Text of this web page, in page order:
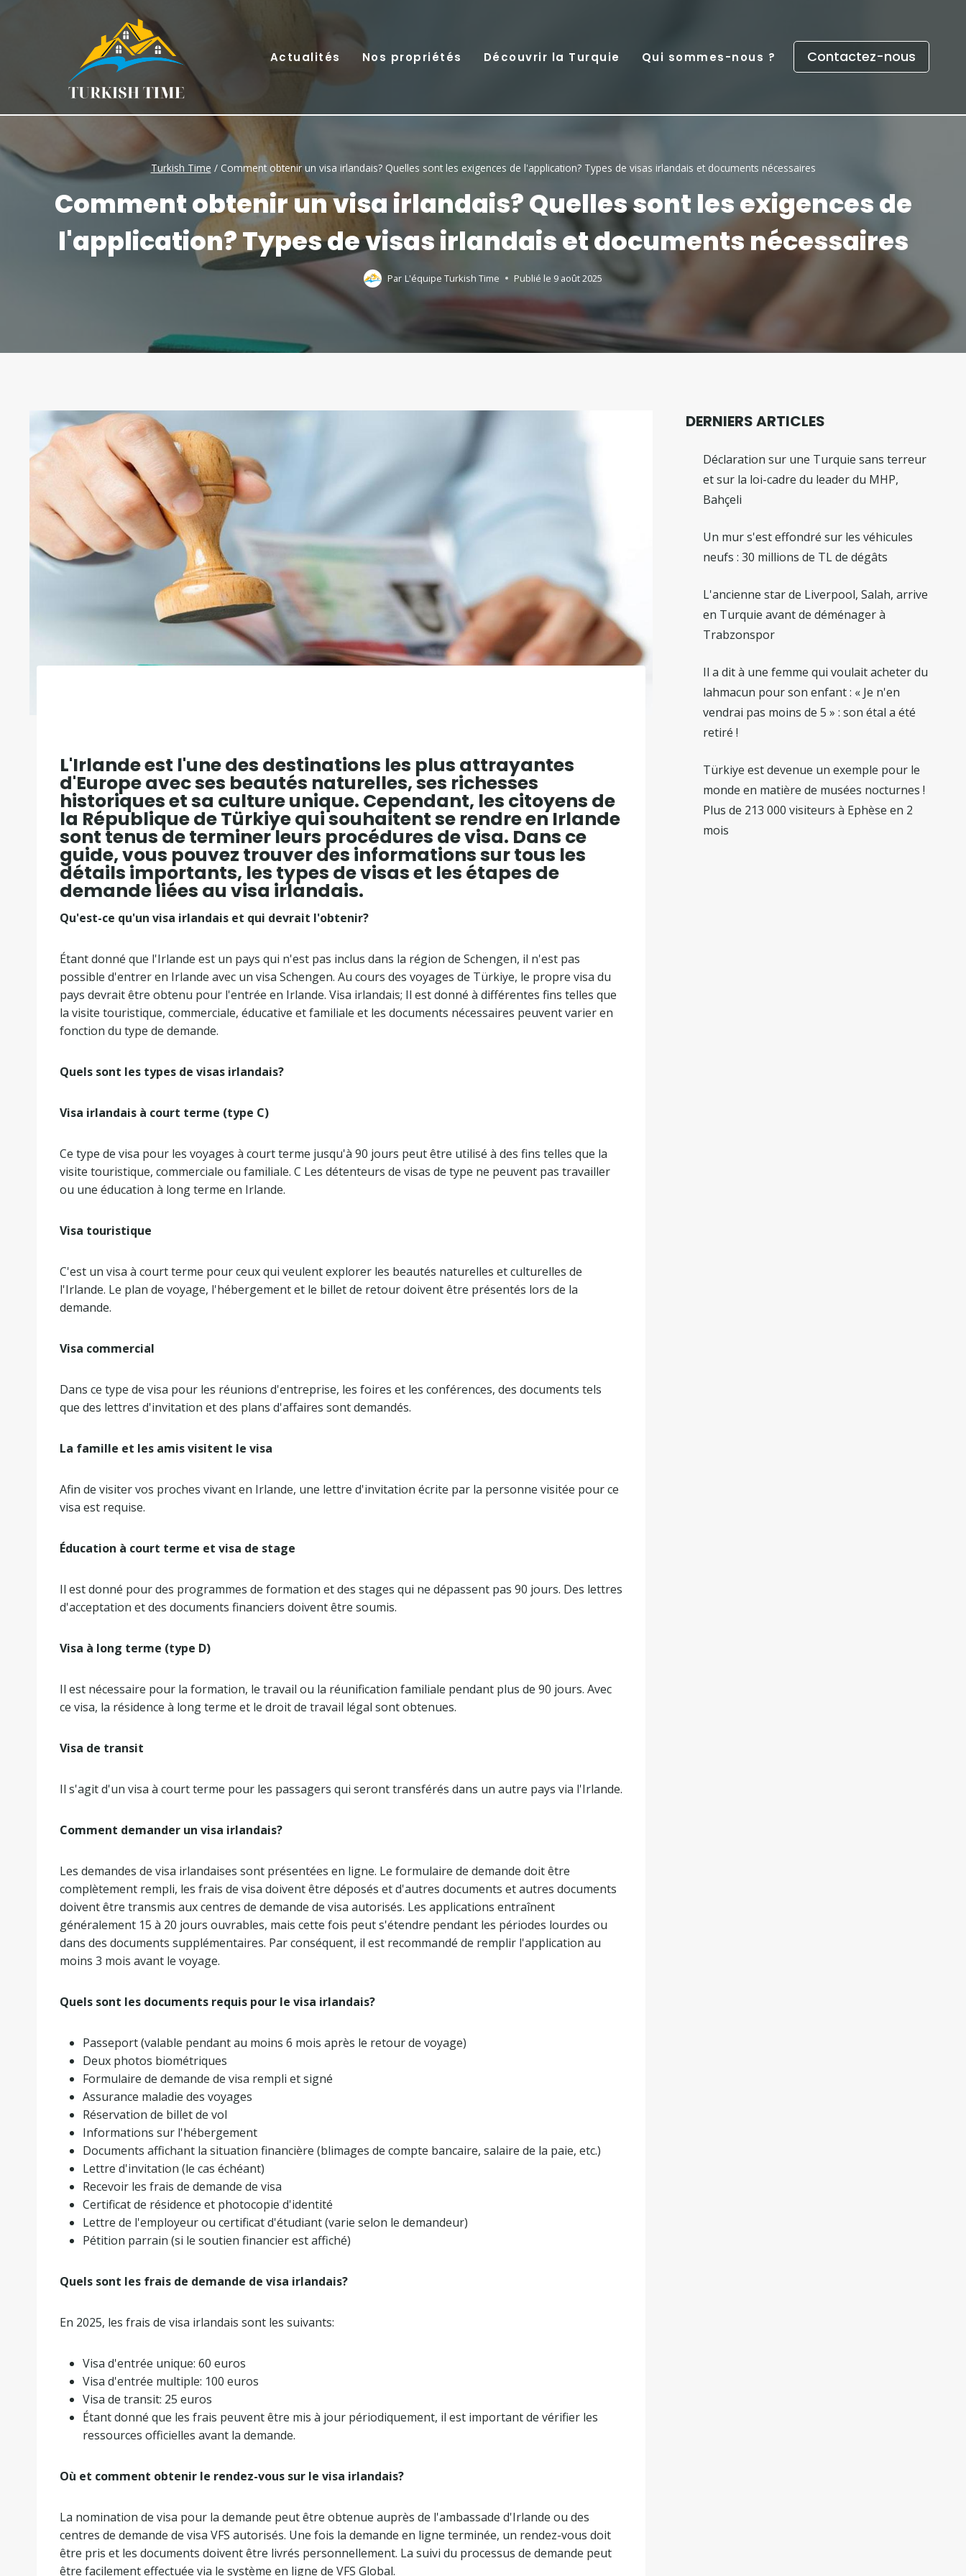
Actualités Nos propriétés Découvrir la Turquie Qui sommes-nous ? Contactez-nous
Turkish Time / Comment obtenir un visa irlandais? Quelles sont les exigences de l'application? Types de visas irlandais et documents nécessaires
Comment obtenir un visa irlandais? Quelles sont les exigences de
l'application? Types de visas irlandais et documents nécessaires
Par L'équipe Turkish Time Publié le 9 août 2025
L'Irlande est l'une des destinations les plus attrayantes
d'Europe avec ses beautés naturelles, ses richesses
historiques et sa culture unique. Cependant, les citoyens de
la République de Türkiye qui souhaitent se rendre en Irlande
sont tenus de terminer leurs procédures de visa. Dans ce
guide, vous pouvez trouver des informations sur tous les
détails importants, les types de visas et les étapes de
demande liées au visa irlandais.
Qu'est-ce qu'un visa irlandais et qui devrait l'obtenir?
Étant donné que l'Irlande est un pays qui n'est pas inclus dans la région de Schengen, il n'est pas
possible d'entrer en Irlande avec un visa Schengen. Au cours des voyages de Türkiye, le propre visa du
pays devrait être obtenu pour l'entrée en Irlande. Visa irlandais; Il est donné à différentes fins telles que
la visite touristique, commerciale, éducative et familiale et les documents nécessaires peuvent varier en
fonction du type de demande.
Quels sont les types de visas irlandais?
Visa irlandais à court terme (type C)
Ce type de visa pour les voyages à court terme jusqu'à 90 jours peut être utilisé à des fins telles que la
visite touristique, commerciale ou familiale. C Les détenteurs de visas de type ne peuvent pas travailler
ou une éducation à long terme en Irlande.
Visa touristique
C'est un visa à court terme pour ceux qui veulent explorer les beautés naturelles et culturelles de
l'Irlande. Le plan de voyage, l'hébergement et le billet de retour doivent être présentés lors de la
demande.
Visa commercial
Dans ce type de visa pour les réunions d'entreprise, les foires et les conférences, des documents tels
que des lettres d'invitation et des plans d'affaires sont demandés.
La famille et les amis visitent le visa
Afin de visiter vos proches vivant en Irlande, une lettre d'invitation écrite par la personne visitée pour ce
visa est requise.
Éducation à court terme et visa de stage
Il est donné pour des programmes de formation et des stages qui ne dépassent pas 90 jours. Des lettres
d'acceptation et des documents financiers doivent être soumis.
Visa à long terme (type D)
Il est nécessaire pour la formation, le travail ou la réunification familiale pendant plus de 90 jours. Avec
ce visa, la résidence à long terme et le droit de travail légal sont obtenues.
Visa de transit
Il s'agit d'un visa à court terme pour les passagers qui seront transférés dans un autre pays via l'Irlande.
Comment demander un visa irlandais?
Les demandes de visa irlandaises sont présentées en ligne. Le formulaire de demande doit être
complètement rempli, les frais de visa doivent être déposés et d'autres documents et autres documents
doivent être transmis aux centres de demande de visa autorisés. Les applications entraînent
généralement 15 à 20 jours ouvrables, mais cette fois peut s'étendre pendant les périodes lourdes ou
dans des documents supplémentaires. Par conséquent, il est recommandé de remplir l'application au
moins 3 mois avant le voyage.
Quels sont les documents requis pour le visa irlandais?
Passeport (valable pendant au moins 6 mois après le retour de voyage)
Deux photos biométriques
Formulaire de demande de visa rempli et signé
Assurance maladie des voyages
Réservation de billet de vol
Informations sur l'hébergement
Documents affichant la situation financière (blimages de compte bancaire, salaire de la paie, etc.)
Lettre d'invitation (le cas échéant)
Recevoir les frais de demande de visa
Certificat de résidence et photocopie d'identité
Lettre de l'employeur ou certificat d'étudiant (varie selon le demandeur)
Pétition parrain (si le soutien financier est affiché)
Quels sont les frais de demande de visa irlandais?
En 2025, les frais de visa irlandais sont les suivants:
Visa d'entrée unique: 60 euros
Visa d'entrée multiple: 100 euros
Visa de transit: 25 euros
Étant donné que les frais peuvent être mis à jour périodiquement, il est important de vérifier les
ressources officielles avant la demande.
Où et comment obtenir le rendez-vous sur le visa irlandais?
La nomination de visa pour la demande peut être obtenue auprès de l'ambassade d'Irlande ou des
centres de demande de visa VFS autorisés. Une fois la demande en ligne terminée, un rendez-vous doit
être pris et les documents doivent être livrés personnellement. La suivi du processus de demande peut
être facilement effectuée via le système en ligne de VFS Global.
DERNIERS ARTICLES
Déclaration sur une Turquie sans terreur
et sur la loi-cadre du leader du MHP,
Bahçeli
Un mur s'est effondré sur les véhicules
neufs : 30 millions de TL de dégâts
L'ancienne star de Liverpool, Salah, arrive
en Turquie avant de déménager à
Trabzonspor
Il a dit à une femme qui voulait acheter du
lahmacun pour son enfant : « Je n'en
vendrai pas moins de 5 » : son étal a été
retiré !
Türkiye est devenue un exemple pour le
monde en matière de musées nocturnes !
Plus de 213 000 visiteurs à Ephèse en 2
mois